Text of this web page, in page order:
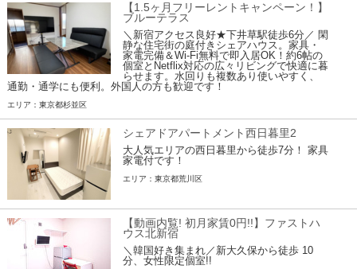
【1.5ヶ月フリーレントキャンペーン！】
ブルーテラス
＼新宿アクセス良好★下井草駅徒歩6分／ 閑
静な住宅街の庭付きシェアハウス。家具・
家電完備＆Wi-Fi無料で即入居OK！約6帖の
個室とNetflix対応の広々リビングで快適に暮
らせます。水回りも複数あり使いやすく、
通勤・通学にも便利。外国人の方も歓迎です！
エリア：東京都杉並区
シェアドアパートメント西日暮里2
大人気エリアの西日暮里から徒歩7分！ 家具
家電付です！
エリア：東京都荒川区
【動画内覧! 初月家賃0円!!】ファストハ
ウス北新宿
＼韓国好き集まれ／新大久保から徒歩 10
分、女性限定個室!!